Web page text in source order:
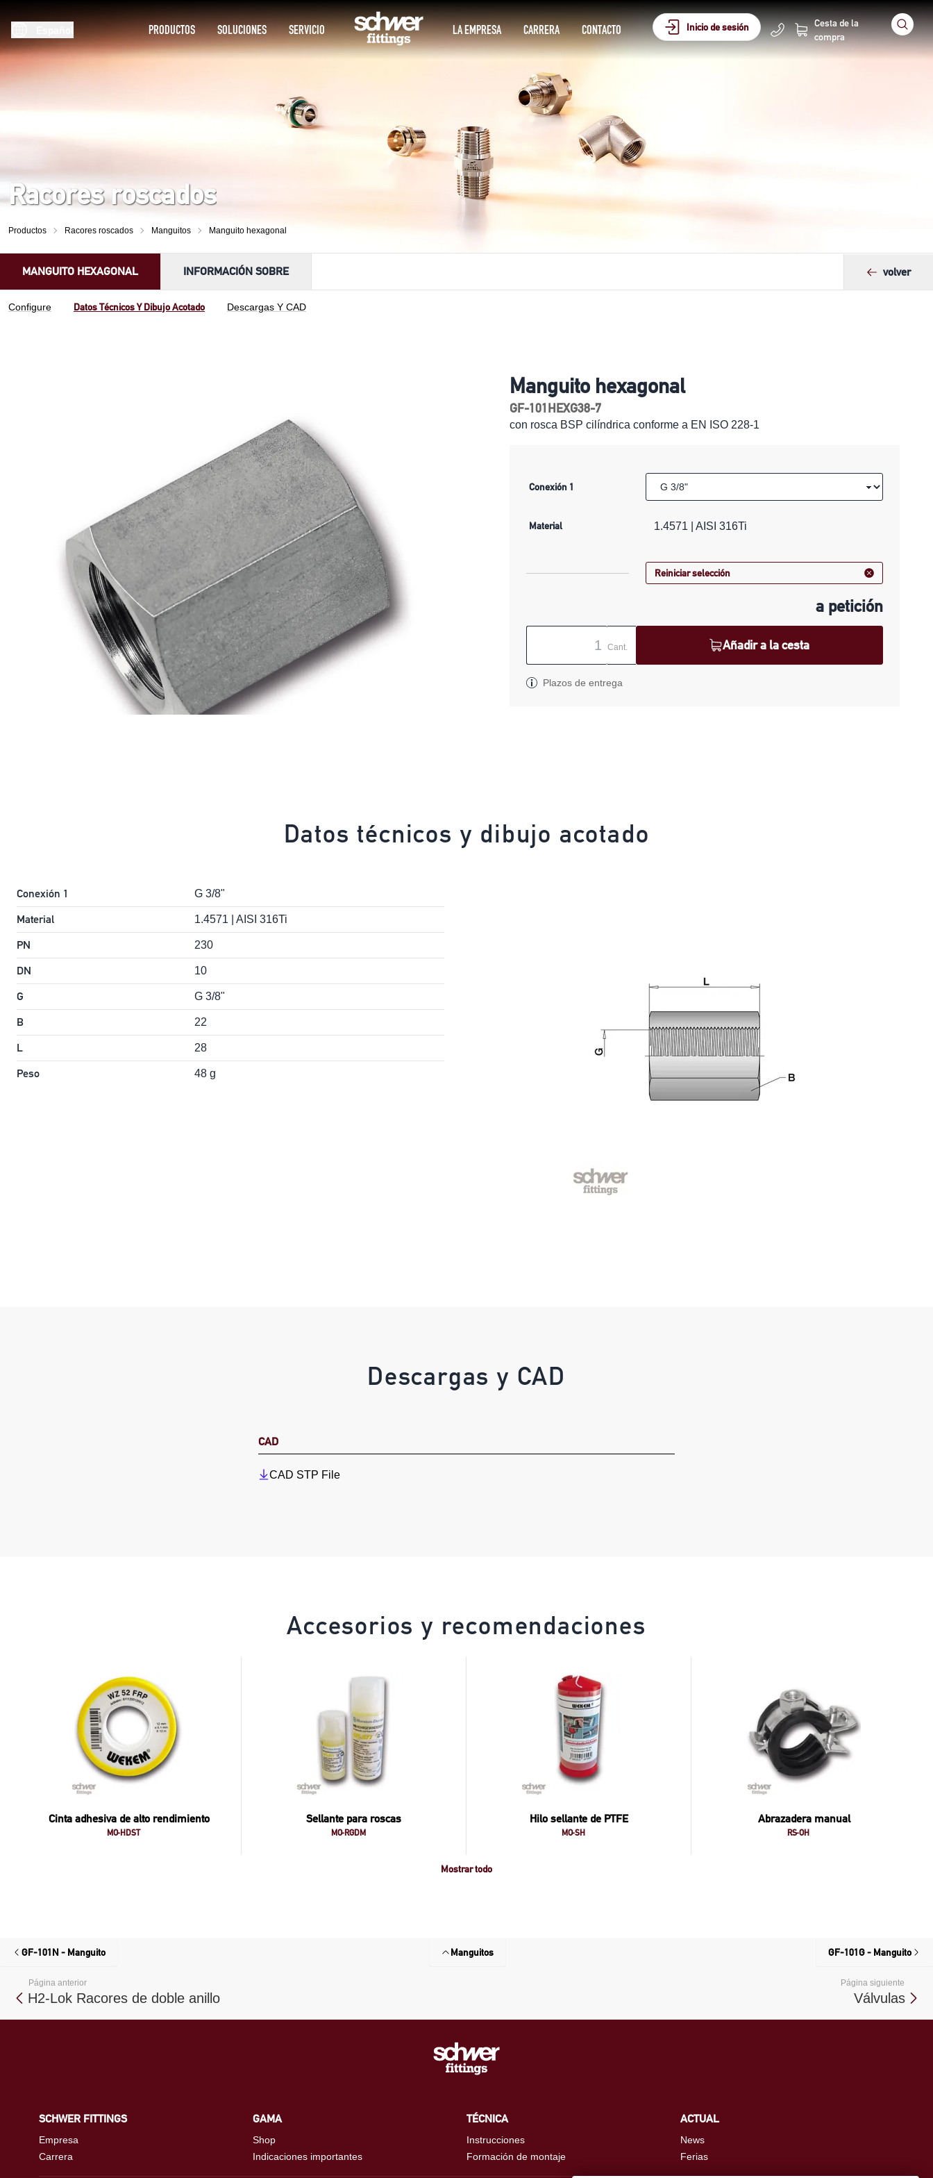
PRODUCTOS SOLUCIONES SERVICIO LA EMPRESA CARRERA CONTACTO Inicio de sesión
Cesta de la
compra
Racores roscados
Productos Racores roscados Manguitos Manguito hexagonal
MANGUITO HEXAGONAL INFORMACIÓN SOBRE volver
Configure Datos Técnicos Y Dibujo Acotado Descargas Y CAD
Manguito hexagonal
GF-101HEXG38-7
con rosca BSP cilíndrica conforme a EN ISO 228-1
Conexión 1
Material 1.4571 | AISI 316Ti
Reiniciar selección
a petición
Cant. Añadir a la cesta
Plazos de entrega
Datos técnicos y dibujo acotado
Conexión 1 G 3/8"
Material 1.4571 | AISI 316Ti
PN 230
DN 10
G G 3/8"
B 22
L 28
Peso 48 g
Descargas y CAD
CAD
CAD STP File
Accesorios y recomendaciones
Cinta adhesiva de alto rendimiento
MO-HDST
Sellante para roscas
MO-RGDM
Hilo sellante de PTFE
MO-SH
Abrazadera manual
RS-OH
Mostrar todo
GF-101N - Manguito Manguitos GF-101G - Manguito
Página anterior
H2-Lok Racores de doble anillo
Página siguiente
Válvulas
SCHWER FITTINGS
Empresa
Carrera
GAMA
Shop
Indicaciones importantes
TÉCNICA
Instrucciones
Formación de montaje
ACTUAL
News
Ferias